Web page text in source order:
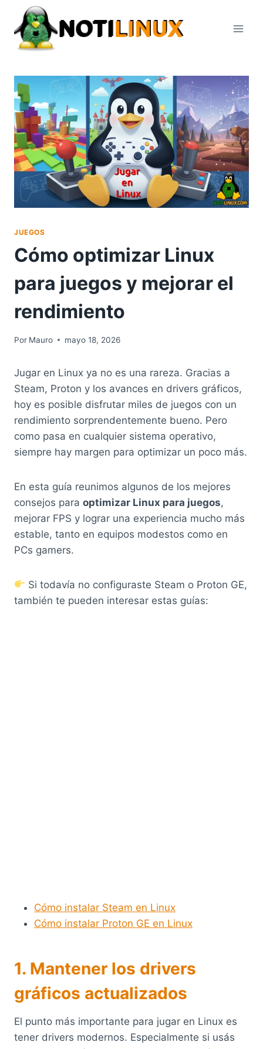
Saltar
contenido
JUEGOS
Cómo optimizar Linux
para juegos y mejorar el
rendimiento
Por Mauro mayo 18, 2026
Jugar en Linux ya no es una rareza. Gracias a
Steam, Proton y los avances en drivers gráficos,
hoy es posible disfrutar miles de juegos con un
rendimiento sorprendentemente bueno. Pero
como pasa en cualquier sistema operativo,
siempre hay margen para optimizar un poco más.
En esta guía reunimos algunos de los mejores
consejos para optimizar Linux para juegos,
mejorar FPS y lograr una experiencia mucho más
estable, tanto en equipos modestos como en
PCs gamers.
Si todavía no configuraste Steam o Proton GE,
también te pueden interesar estas guías:
Cómo instalar Steam en Linux
Cómo instalar Proton GE en Linux
1. Mantener los drivers
gráficos actualizados
El punto más importante para jugar en Linux es
tener drivers modernos. Especialmente si usás